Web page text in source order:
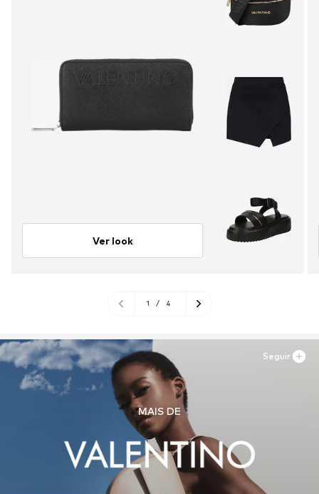
Ver look
1 / 4
MAIS DE
Seguir